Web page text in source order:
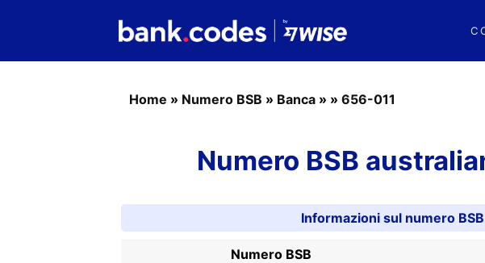
Home » Numero BSB » Banca » » 656-011
Numero BSB
Informazioni sul numero
Numero BSB